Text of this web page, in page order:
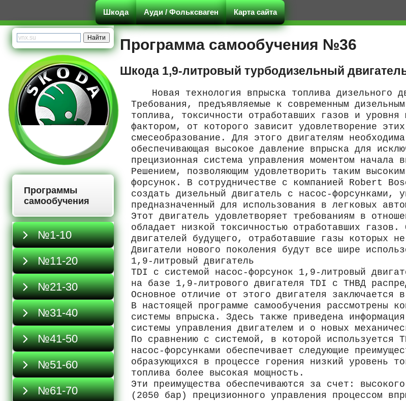
Шкода Ауди / Фольксваген Карта сайта
Программы
самообучения
№1-10
№11-20
№21-30
№31-40
№41-50
№51-60
№61-70
Программа самообучения №36
Шкода 1,9-литровый турбодизельный
Новая технология впрыска топлива дизельного
Требования, предъявляемые к современным
топлива, токсичности отработавших газов и
фактором, от которого зависит удовлетворение
смесеобразование. Для этого двигателям
обеспечивающая высокое давление впрыска для
прецизионная система управления моментом начала
Решением, позволяющим удовлетворить таким
форсунок. В сотрудничестве с компанией Robert
создать дизельный двигатель с насос-форсунками,
предназначенный для использования в легковых
Этот двигатель удовлетворяет требованиям в
обладает низкой токсичностью отработавших
двигателей будущего, отработавшие газы которых
Двигатели нового поколения будут все шире
1,9-литровый двигатель
TDI с системой насос-форсунок 1,9-литровый
на базе 1,9-литрового двигателя TDI с ТНВД
Основное отличие от этого двигателя заключается
В настоящей программе самообучения рассмотрены
системы впрыска. Здесь также приведена
системы управления двигателем и о новых
По сравнению с системой, в которой используется
насос-форсунками обеспечивает следующие
образующихся в процессе горения низкий уровень
топлива более высокая мощность.
Эти преимущества обеспечиваются за счет:
(2050 бар) прецизионного управления процессом